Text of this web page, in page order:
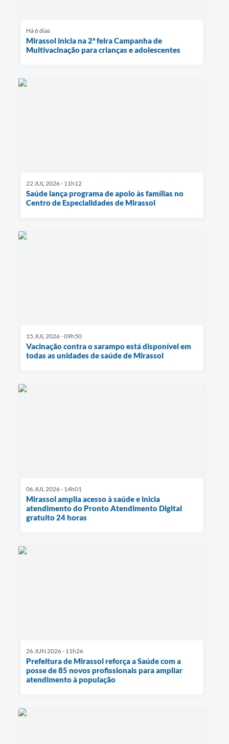
Há 6 dias
Mirassol inicia na 2ª feira Campanha de
Multivacinação para crianças e adolescentes
22 JUL 2026 - 11h12
Saúde lança programa de apoio às famílias no
Centro de Especialidades de Mirassol
15 JUL 2026 - 09h50
Vacinação contra o sarampo está disponível em
todas as unidades de saúde de Mirassol
06 JUL 2026 - 14h01
Mirassol amplia acesso à saúde e inicia
atendimento do Pronto Atendimento Digital
gratuito 24 horas
26 JUN 2026 - 11h26
Prefeitura de Mirassol reforça a Saúde com a
posse de 85 novos profissionais para ampliar
atendimento à população